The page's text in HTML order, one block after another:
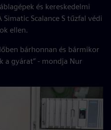
és kereskedelmi
Scalance S tűzfal védi
ellen.
bárhonnan és bármikor
a gyárat” - mondja Nur